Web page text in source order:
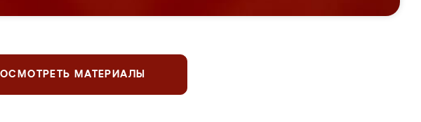
МАТЕРИАЛЫ